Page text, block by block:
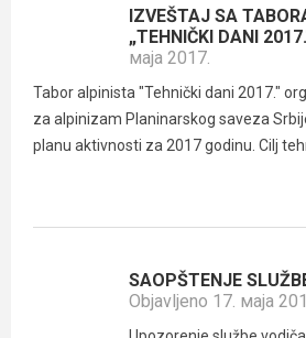
IZVEŠTAJ SA
„TEHNIČKI DANI
маја 2017.
Tabor alpinista "Tehnički dani 2017."
za alpinizam Planinarskog saveza
planu aktivnosti za 2017 godinu. Cilj
SAOPŠTENJE
Objavljeno 17. маја